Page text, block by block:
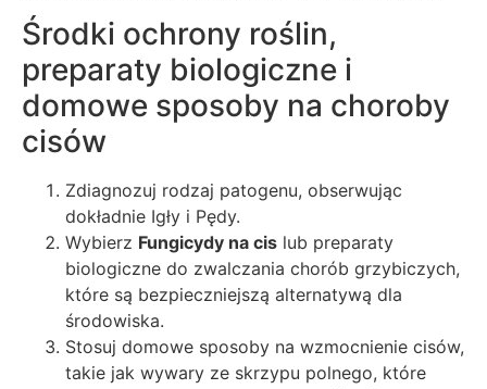
Środki ochrony roślin,
preparaty biologiczne i
domowe sposoby na choroby
cisów
Zdiagnozuj rodzaj patogenu, obserwując
dokładnie Igły i Pędy.
Wybierz Fungicydy na cis lub preparaty
biologiczne do zwalczania chorób grzybiczych,
które są bezpieczniejszą alternatywą dla
środowiska.
Stosuj domowe sposoby na wzmocnienie cisów,
takie jak wywary ze skrzypu polnego, które